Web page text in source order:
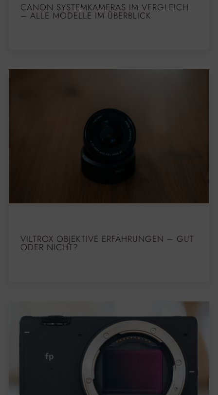
CANON SYSTEMKAMERAS IM VERGLEICH
– ALLE MODELLE IM ÜBERBLICK
VILTROX OBJEKTIVE ERFAHRUNGEN – GUT
ODER NICHT?